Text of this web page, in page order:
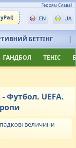
Героям Слава!
EN UA
БЕТТІНГ |
ГАНДБОЛ ТЕНІС
Футбол. UEFA.
величини